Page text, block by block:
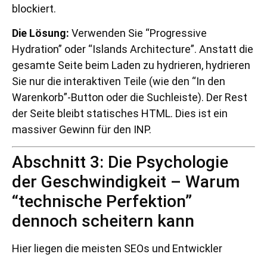
blockiert.
Die Lösung: Verwenden Sie “Progressive
Hydration” oder “Islands Architecture”. Anstatt die
gesamte Seite beim Laden zu hydrieren, hydrieren
Sie nur die interaktiven Teile (wie den “In den
Warenkorb”-Button oder die Suchleiste). Der Rest
der Seite bleibt statisches HTML. Dies ist ein
massiver Gewinn für den INP.
Abschnitt 3: Die Psychologie
der Geschwindigkeit – Warum
“technische Perfektion”
dennoch scheitern kann
Hier liegen die meisten SEOs und Entwickler